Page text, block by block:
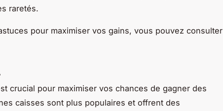
raretés.
pour maximiser vos gains, vous pouvez consulter
crucial pour maximiser vos chances de gagner des
caisses sont plus populaires et offrent des